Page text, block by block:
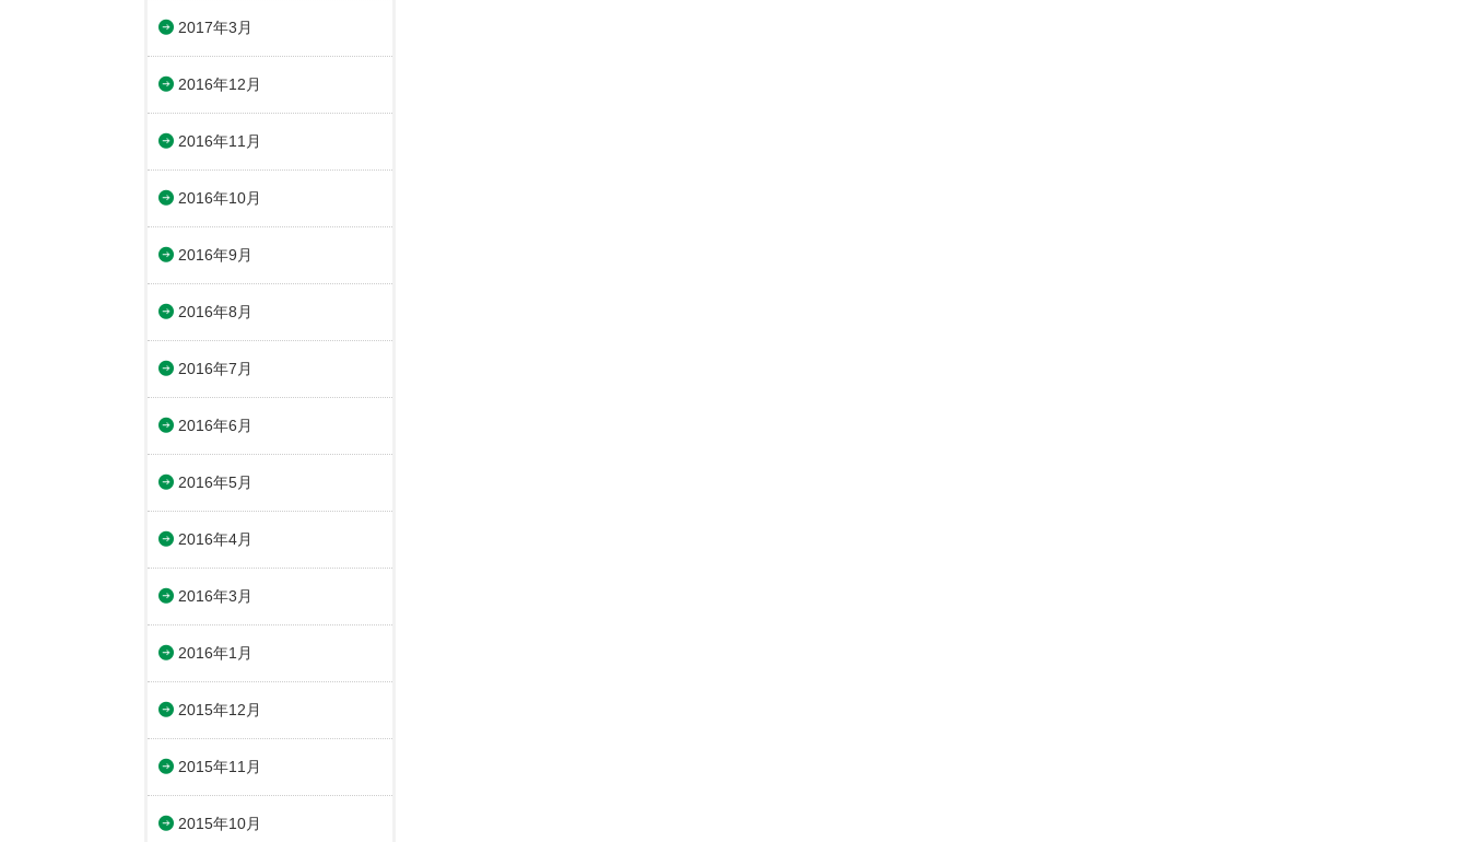
2017年3月
2016年12月
2016年11月
2016年10月
2016年9月
2016年8月
2016年7月
2016年6月
2016年5月
2016年4月
2016年3月
2016年1月
2015年12月
2015年11月
2015年10月